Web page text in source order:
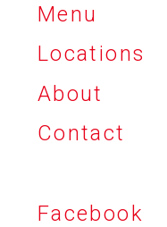
Menu
Locations
About
Contact
Facebook